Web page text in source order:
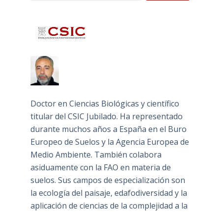
Doctor en Ciencias Biológicas y científico
titular del CSIC Jubilado. Ha representado
durante muchos años a España en el Buro
Europeo de Suelos y la Agencia Europea de
Medio Ambiente. También colabora
asiduamente con la FAO en materia de
suelos. Sus campos de especialización son
la ecología del paisaje, edafodiversidad y la
aplicación de ciencias de la complejidad a la